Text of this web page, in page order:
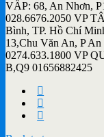
VẤP: 68, An Nhơn,
028.6676.2050 VP
Bình, TP. Hồ Chí
13,Chu Văn An, P
0274.633.1800 VP
B,Q9 01656882425